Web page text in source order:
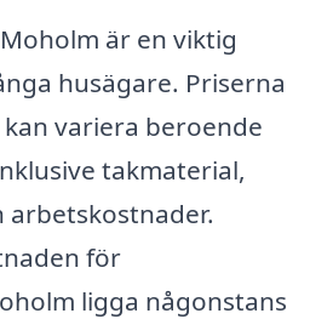
är en viktig
husägare. Priserna
variera beroende
takmaterial,
arbetskostnader.
för
ligga någonstans